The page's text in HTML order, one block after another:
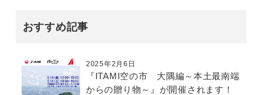
おすすめ記事
2025年2月6日
『ITAMI空の市 大隅編～本土最南端
からの贈り物～』が開催されます！